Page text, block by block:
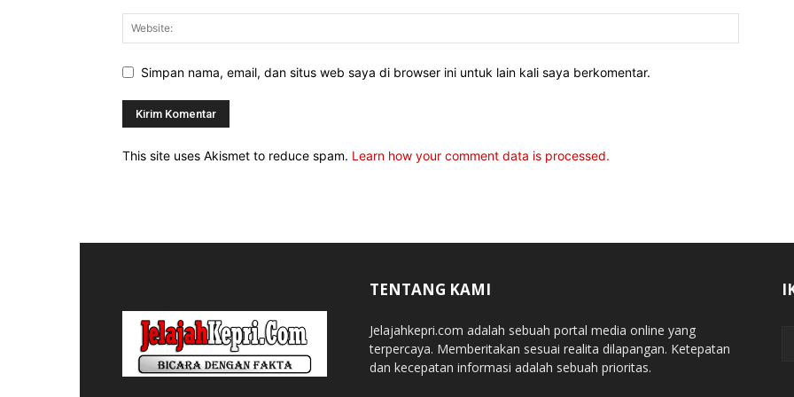
Simpan nama, email, dan situs web saya di browser ini untuk lain kali saya berkomentar.
This site uses Akismet to reduce spam. Learn how your comment data is processed.
TENTANG KAMI
Jelajahkepri.com adalah sebuah portal media online yang
terpercaya. Memberitakan sesuai realita dilapangan. Ketepatan
dan kecepatan informasi adalah sebuah prioritas.